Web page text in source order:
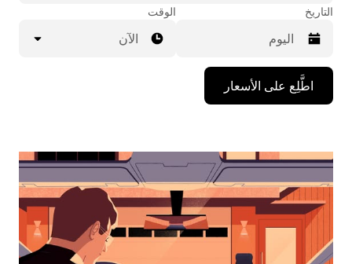
التاريخ
اضغط
على
مفتاح
للأسفل
لاستخدام
التقويم
التاريخ.
اضغط
على
زر
الوقت
الآن
اطَّلِع على الأسعار